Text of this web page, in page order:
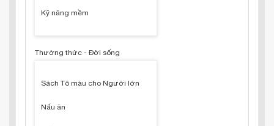
Kỹ năng mềm
Thường thức - Đời sống
Sách Tô màu cho Người lớn
Nấu ăn